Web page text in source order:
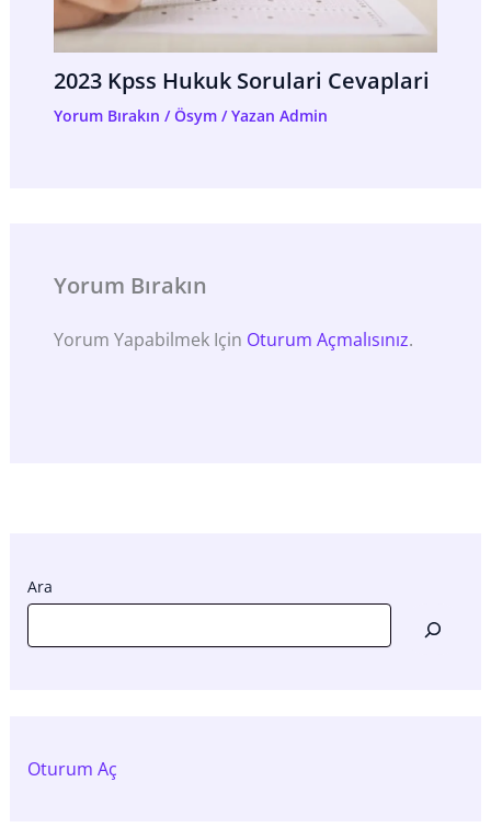
2023 Kpss Hukuk Sorulari Cevaplari
Yorum Bırakın /Ösym/ Yazan Admin
Yorum Bırakın
Yorum Yapabilmek Için Oturum Açmalısınız.
Ara
Oturum Aç